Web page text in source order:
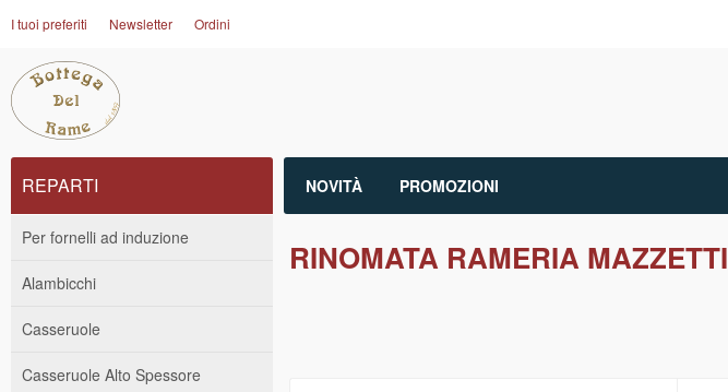
I tuoi preferiti Newsletter Ordini
NOVITÀ PROMOZIONI
REPARTI
Per fornelli ad induzione
Alambicchi
Casseruole
Casseruole Alto Spessore
RINOMATA RAMERIA MAZZETTI